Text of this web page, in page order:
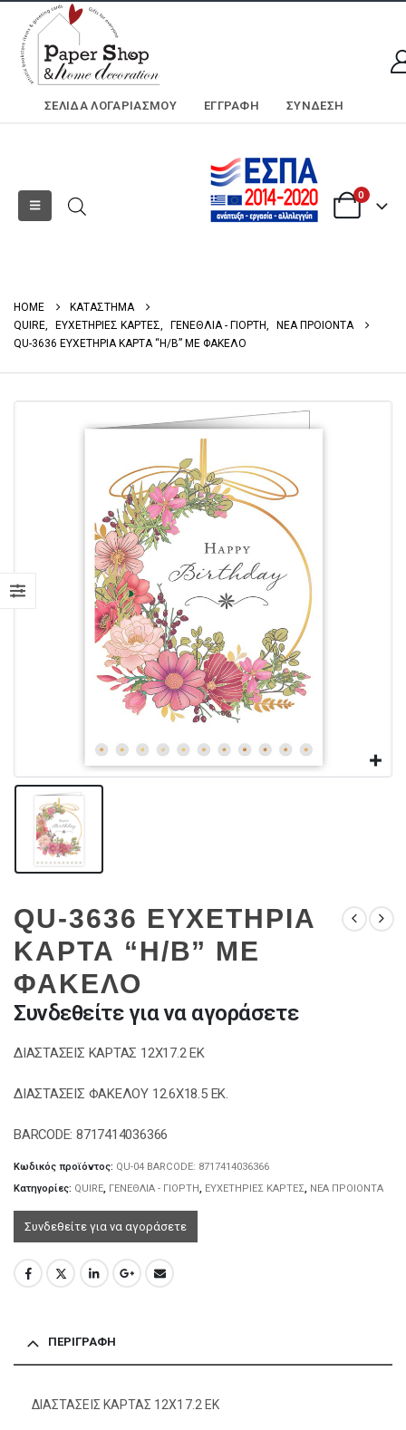
ΣΕΛΊΔΑ ΛΟΓΑΡΙΑΣΜΟΎ ΕΓΓΡΑΦΗ ΣΎΝΔΕΣΗ
0
HOME
ΚΑΤΑΣΤΗΜΑ
QUIRE
ΕΥΧΕΤΗΡΙΕΣ ΚΑΡΤΕΣ ΓΕΝΕΘΛΙΑ - ΓΙΟΡΤΗ
ΝΕΑ ΠΡΟΙΟΝΤΑ
QU-3636 ΕΥΧΕΤΗΡΙΑ ΚΑΡΤΑ “Η/Β” ΜΕ ΦΑΚΕΛΟ
QU-3636 ΕΥΧΕΤΗΡΙΑ
ΚΑΡΤΑ “Η/Β” ΜΕ
ΦΑΚΕΛΟ
Συνδεθείτε για να αγοράσετε
ΔΙΑΣΤΑΣΕΙΣ ΚΑΡΤΑΣ 12Χ17.2 ΕΚ
ΔΙΑΣΤΑΣΕΙΣ ΦΑΚΕΛΟΥ 12.6Χ18.5 ΕΚ.
BARCODE: 8717414036366
Κωδικός προϊόντος: QU-04 BARCODE: 8717414036366
Κατηγορίες: QUIRE, ΓΕΝΕΘΛΙΑ - ΓΙΟΡΤΗ, ΕΥΧΕΤΗΡΙΕΣ ΚΑΡΤΕΣ, ΝΕΑ ΠΡΟΙΟΝΤΑ
Συνδεθείτε για να αγοράσετε
ΠΕΡΙΓΡΑΦΉ
ΔΙΑΣΤΑΣΕΙΣ ΚΑΡΤΑΣ 12Χ17.2 ΕΚ